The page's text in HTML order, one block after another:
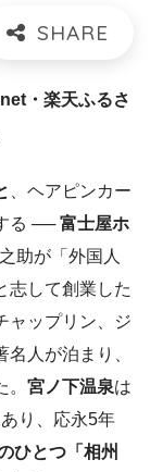
・楽天ふるさ
、ヘアピンカー
る ──富士屋ホ
助が「外国人
志して創業した
ャップリン、ジ
人が泊まり、
宮ノ下温泉は
り、応永5年
ひとつ「相州